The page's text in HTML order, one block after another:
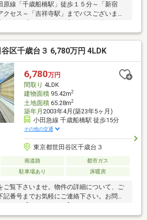
原線「千歳船橋駅」徒歩１５分～「新宿
クセス～「吉祥寺駅」までバスございます
約した「家事楽動線」 洗濯物もそのまま
やBBQ等、アウトドアリビング感覚で使え
３階主寝室は約７．７でキングサイズのベ
【周辺環境】・世田谷区立希望丘南公園 徒
ート 世田谷廻沢店 徒歩２分・世田谷区立船
住中です♪ご内覧などの日程調整はアムテ
任せ下さい♪♪
区千歳台３ 6,780万円 4LDK
6,780万円
間取り 4LDK
建物面積95.42m2
土地面積65.28m2
築年月 2003年4月(築23年5ヶ月)
小田急線 千歳船橋駅 徒歩15分
その他の交通
東京都世田谷区千歳台３
南道路
都市ガス
駐車場あり 床暖房
ご覧下さいませ。物件の詳細について、ご
記番号までお気軽にご連絡下さい。お問い